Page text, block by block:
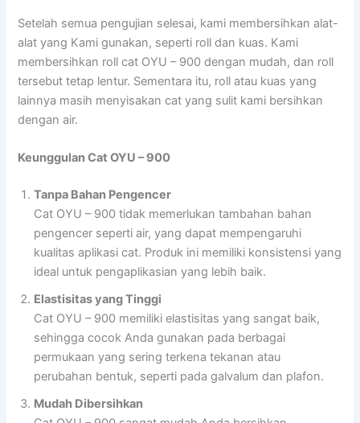
Setelah semua pengujian selesai, kami membersihkan alat-
alat yang Kami gunakan, seperti roll dan kuas. Kami
membersihkan roll cat OYU – 900 dengan mudah, dan roll
tersebut tetap lentur. Sementara itu, roll atau kuas yang
lainnya masih menyisakan cat yang sulit kami bersihkan
dengan air.
Keunggulan Cat OYU – 900
Tanpa Bahan Pengencer
Cat OYU – 900 tidak memerlukan tambahan bahan
pengencer seperti air, yang dapat mempengaruhi
kualitas aplikasi cat. Produk ini memiliki konsistensi yang
ideal untuk pengaplikasian yang lebih baik.
Elastisitas yang Tinggi
Cat OYU – 900 memiliki elastisitas yang sangat baik,
sehingga cocok Anda gunakan pada berbagai
permukaan yang sering terkena tekanan atau
perubahan bentuk, seperti pada galvalum dan plafon.
Mudah Dibersihkan